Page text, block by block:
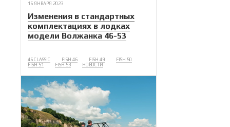
16 ЯНВАРЯ 2023
Изменения в стандартных
комплектациях в лодках
модели Волжанка 46-53
46 CLASSIC FISH 46 FISH 49
FISH 50
FISH 51
FISH 53 НОВОСТИ